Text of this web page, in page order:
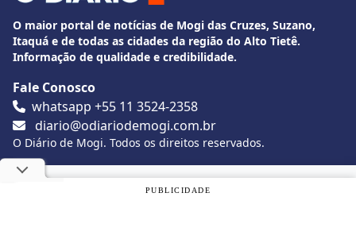
O maior portal de notícias de Mogi das Cruzes, Suzano,
Itaquá e de todas as cidades da região do Alto Tietê.
Informação de qualidade e credibilidade.
Fale Conosco
whatsapp +55 11 3524-2358
diario@odiariodemogi.com.br
O Diário de Mogi. Todos os direitos reservados.
Siga O Diário nas redes sociais
Utilizamos cookies, de acordo com a nossa
PUBLICIDADE